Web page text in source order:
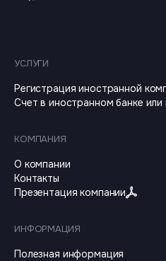
УСЛУГИ
Регистрация иностранной
Счет в иностранном банке
КОМПАНИЯ
О компании
Контакты
Презентация компании
ИНФОРМАЦИЯ
Полезная информация